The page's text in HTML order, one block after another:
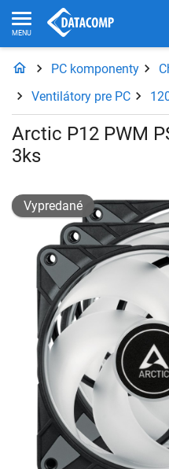
PC komponenty
Ventilátory pre PC
Arctic P12 PWM
3ks
Vypredané